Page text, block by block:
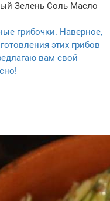
Зелень Соль Масло
грибочки. Наверное,
этих грибов
вам свой